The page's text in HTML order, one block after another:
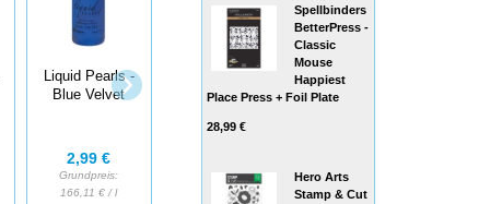
Liquid Pearls -
Blue Velvet
2,99 €
Grundpreis:
166,11 € / l
Truffle
Grundpreis:
166,11 € / l
Hero Arts Bear
Hugs Die Set by
24,99 €
Spellbinders
BetterPress -
Classic
Mouse
Happiest
Place Press + Foil Plate
28,99 €
Hero Arts
Stamp & Cut